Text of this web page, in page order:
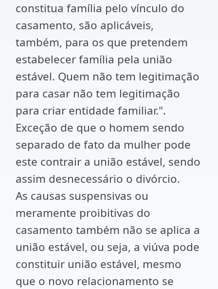
constitua família pelo vínculo do
casamento, são aplicáveis,
também, para os que pretendem
estabelecer família pela união
estável. Quem não tem legitimação
para casar não tem legitimação
para criar entidade familiar.".
Exceção de que o homem sendo
separado de fato da mulher pode
este contrair a união estável, sendo
assim desnecessário o divórcio.
As causas suspensivas ou
meramente proibitivas do
casamento também não se aplica a
união estável, ou seja, a viúva pode
constituir união estável, mesmo
que o novo relacionamento se